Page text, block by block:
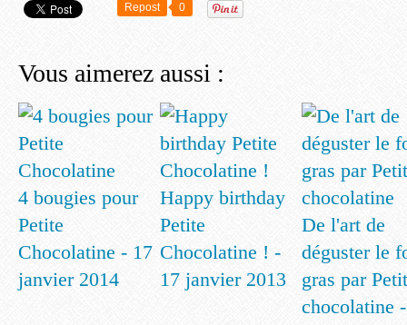
Repost 0
Vous aimerez aussi :
4 bougies pour
Petite
Chocolatine - 17
janvier 2014
Happy birthday
Petite
Chocolatine ! -
17 janvier 2013
De l'art de
déguster le
gras par
chocolatine